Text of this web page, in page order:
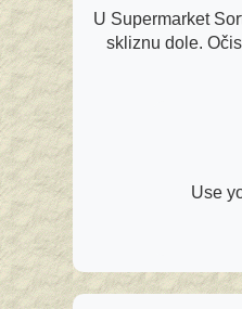
U Supermarket
skliznu dole.
Use